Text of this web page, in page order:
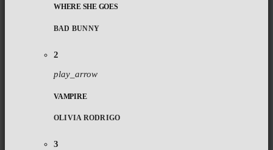
WHERE SHE GOES
BAD BUNNY
2
play_arrow
VAMPIRE
OLIVIA RODRIGO
3